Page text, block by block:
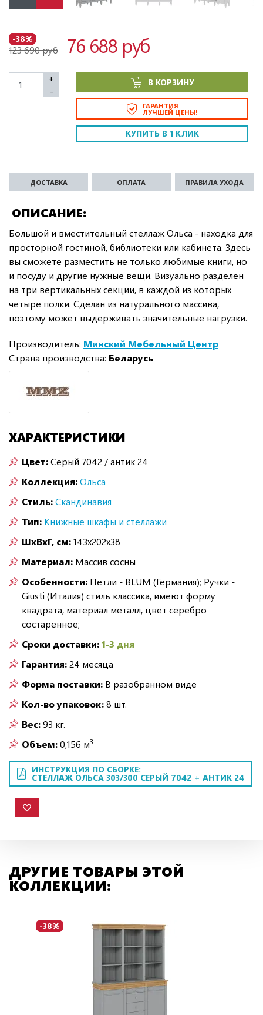
-38%
123 690 руб 76 688 руб
+
-
В КОРЗИНУ
ГАРАНТИЯ
ЛУЧШЕЙ ЦЕНЫ!
КУПИТЬ В 1 КЛИК
ОПИСАНИЕ
ДОСТАВКА ОПЛАТА ПРАВИЛА УХОДА
Большой и вместительный стеллаж Ольса - находка для
просторной гостиной, библиотеки или кабинета. Здесь
вы сможете разместить не только любимые книги, но
и посуду и другие нужные вещи. Визуально разделен
на три вертикальных секции, в каждой из которых
четыре полки. Сделан из натурального массива,
поэтому может выдерживать значительные нагрузки.
Производитель: Минский Мебельный Центр
Страна производства: Беларусь
ХАРАКТЕРИСТИКИ
Цвет:Серый 7042 / антик 24
Коллекция:Ольса
Стиль:Скандинавия
Тип: Книжные шкафы и стеллажи
ШxВxГ, см:143x202x38
Материал: Массив сосны
Особенности: Петли - BLUM (Германия); Ручки -
Giusti (Италия) стиль классика, имеют форму
квадрата, материал металл, цвет серебро
состаренное;
Сроки доставки:1-3 дня
Гарантия:24 месяца
Форма поставки: В разобранном виде
Кол-во упаковок:8 шт.
Вес:93 кг.
Объем:0,156 м3
ИНСТРУКЦИЯ ПО СБОРКЕ:
СТЕЛЛАЖ ОЛЬСА 303/300 СЕРЫЙ 7042 + АНТИК 24
ДРУГИЕ ТОВАРЫ ЭТОЙ
КОЛЛЕКЦИИ:
-38%